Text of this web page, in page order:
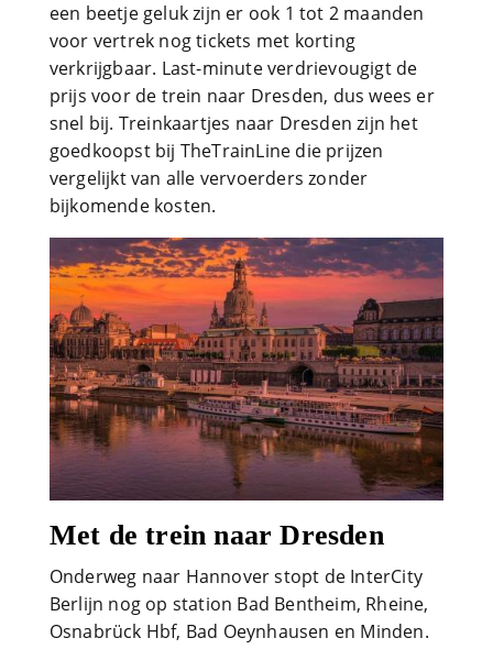
een beetje geluk zijn er ook 1 tot 2 maanden
voor vertrek nog tickets met korting
verkrijgbaar. Last-minute verdrievougigt de
prijs voor de trein naar Dresden, dus wees er
snel bij. Treinkaartjes naar Dresden zijn het
goedkoopst bij TheTrainLine die prijzen
vergelijkt van alle vervoerders zonder
bijkomende kosten.
Met de trein naar Dresden
Onderweg naar Hannover stopt de InterCity
Berlijn nog op station Bad Bentheim, Rheine,
Osnabrück Hbf, Bad Oeynhausen en Minden.